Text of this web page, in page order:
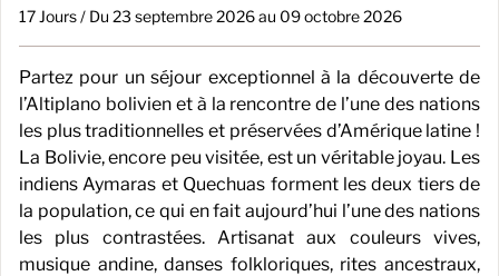
17 Jours / Du 23 septembre 2026 au 09 octobre 2026
Partez pour un séjour exceptionnel à la découverte de
l’Altiplano bolivien et à la rencontre de l’une des nations
les plus traditionnelles et préservées d’Amérique latine !
La Bolivie, encore peu visitée, est un véritable joyau. Les
indiens Aymaras et Quechuas forment les deux tiers de
la population, ce qui en fait aujourd’hui l’une des nations
les plus contrastées. Artisanat aux couleurs vives,
musique andine, danses folkloriques, rites ancestraux,